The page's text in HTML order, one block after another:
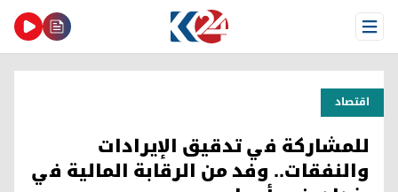
Open Menu
اقتصاد
للمشاركة في تدقيق الإيرادات
والنفقات.. وفد من الرقابة المالية في